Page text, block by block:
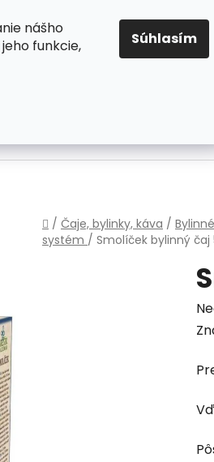
nášho
funkcie,
Súhlasím
ÚDAJOV PRAVIDLÁ PRE
EUR
Domov
/ Čaje, bylinky, káva /
systém / Smolíček bylinný čaj
je
z